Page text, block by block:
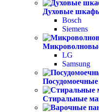
Духовые
Bosch
Siemens
LG
Samsung
Стиральные